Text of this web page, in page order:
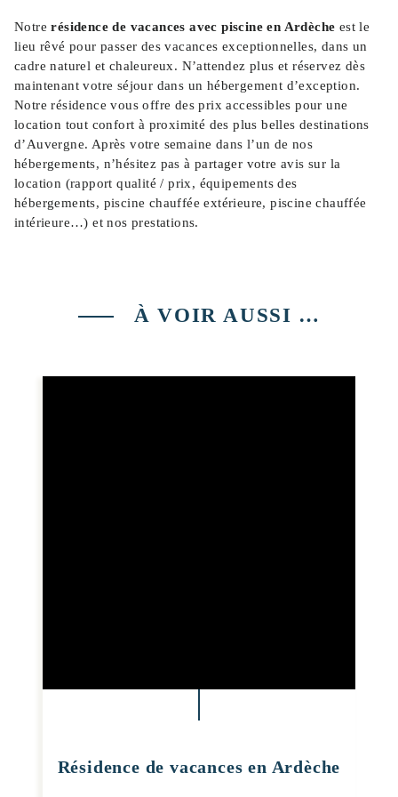
Notrerésidence de vacances avec piscine en Ardèche est le
lieu rêvé pour passer des vacances exceptionnelles, dans un
cadre naturel et chaleureux. N’attendez plus et réservez dès
maintenant votre séjour dans un hébergement d’exception.
Notre résidence vous offre des prix accessibles pour une
location tout confort à proximité des plus belles destinations
d’Auvergne. Après votre semaine dans l’un de nos
hébergements, n’hésitez pas à partager votre avis sur la
location (rapport qualité / prix, équipements des
hébergements, piscine chauffée extérieure, piscine chauffée
intérieure…) et nos prestations.
À VOIR AUSSI …
Résidence de vacances en Ardèche